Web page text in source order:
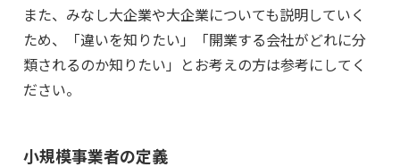
また、みなし大企業や大企業についても説明していく
ため、「違いを知りたい」「開業する会社がどれに分
類されるのか知りたい」とお考えの方は参考にしてく
ださい。
小規模事業者の定義